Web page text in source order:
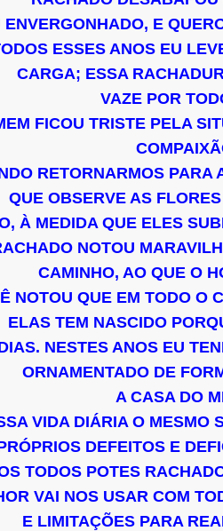
ENVERGONHADO, E
ESSES ANOS EU
CARGA; ESSA
VAZE POR
FICOU TRISTE PELA
RETORNARMOS PARA
QUE OBSERVE AS
À MEDIDA QUE ELES
NOTOU
CAMINHO, AO QUE O
NOTOU QUE EM TODO O
ELAS TEM NASCIDO
NESTES ANOS EU
ORNAMENTADO DE
A CASA DO
VIDA DIÁRIA O MESMO
DEFEITOS E
TODOS POTES
VAI NOS USAR COM
E LIMITAÇÕES PARA